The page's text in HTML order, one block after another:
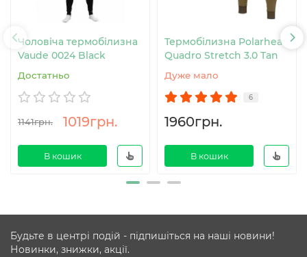
Чоловіча термобілизна
Vaude 0024 Black
Достатньо
1141грн. 1019грн.
В кошик
Термобілизна Polarheat
Quadro Stretch 3.0 Tan
Дуже мало
6
1960грн.
В кошик
Будьте в центрі подій - підпишіться на наші новини!
Новинки, знижки, акції.